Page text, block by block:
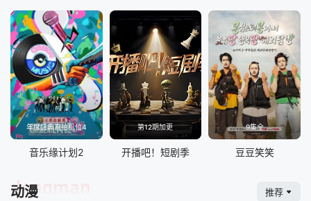
年度盛典直拍机位4
音乐缘计划2
第12期加更
开播吧！短剧季
9集全
豆豆笑笑
动漫
dongman 推荐